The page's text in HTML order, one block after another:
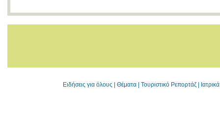
Ειδήσεις για όλους |Θέματα |Τουριστικό Ρεπορτάζ